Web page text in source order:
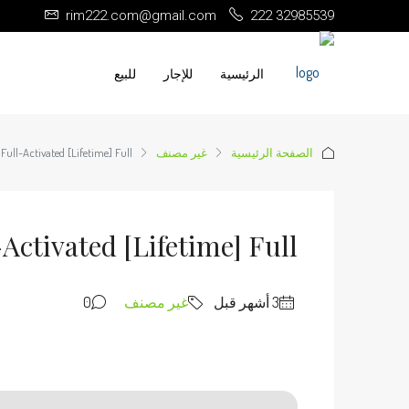
222 32985539
rim222.com@gmail.com
الرئيسية للإجار للبيع
الصفحة الرئيسية غير مصنف Activated [Lifetime] Full
[Lifetime] Full
غير مصنف 0